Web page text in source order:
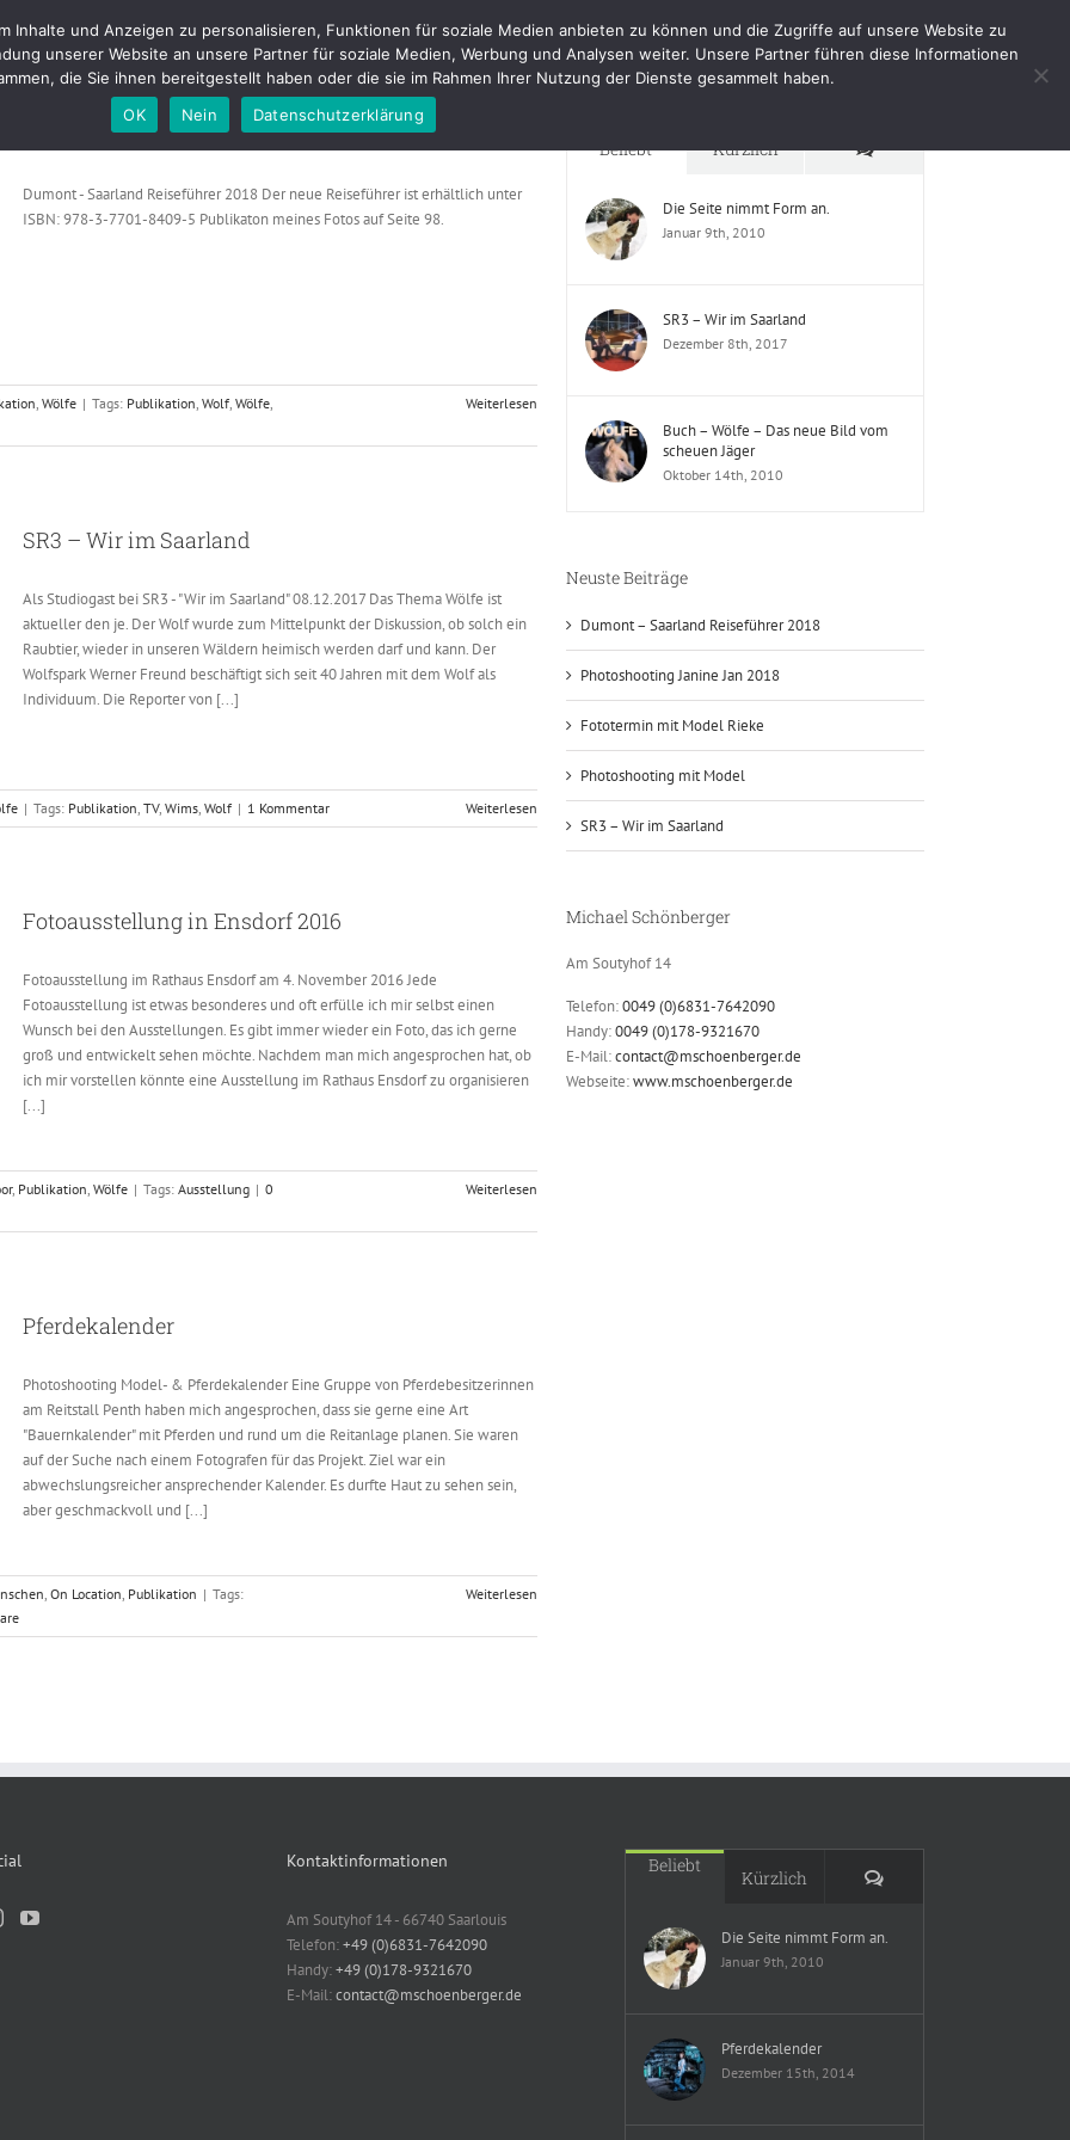
Fotostudio Buchungen & Preise Kontakt Blog About me Impressum Shop Mein Benutzerkonto
Startseite
Dumont – Saarland Reiseführer 2018
Dumont - Saarland Reiseführer 2018 Der neue Reiseführer ist erhältlich unter
ISBN: 978-3-7701-8409-5 Publikaton meines Fotos auf Seite 98.
, Wölfe | Tags: Publikation, Wolf, Wölfe,
Weiterlesen
SR3 – Wir im Saarland
Als Studiogast bei SR3 - "Wir im Saarland" 08.12.2017 Das Thema Wölfe ist
aktueller den je. Der Wolf wurde zum Mittelpunkt der Diskussion, ob solch ein
Raubtier, wieder in unseren Wäldern heimisch werden darf und kann. Der
Wolfspark Werner Freund beschäftigt sich seit 40 Jahren mit dem Wolf als
Individuum. Die Reporter von [...]
| Tags: Publikation, TV, Wims, Wolf | 1 Kommentar Weiterlesen
Fotoausstellung in Ensdorf 2016
Fotoausstellung im Rathaus Ensdorf am 4. November 2016 Jede
Fotoausstellung ist etwas besonderes und oft erfülle ich mir selbst einen
Wunsch bei den Ausstellungen. Es gibt immer wieder ein Foto, das ich gerne
groß und entwickelt sehen möchte. Nachdem man mich angesprochen hat, ob
ich mir vorstellen könnte eine Ausstellung im Rathaus Ensdorf zu organisieren
[...]
, Publikation, Wölfe | Tags: Ausstellung | 0
Weiterlesen
Pferdekalender
Photoshooting Model- & Pferdekalender Eine Gruppe von Pferdebesitzerinnen
am Reitstall Penth haben mich angesprochen, dass sie gerne eine Art
"Bauernkalender" mit Pferden und rund um die Reitanlage planen. Sie waren
auf der Suche nach einem Fotografen für das Projekt. Ziel war ein
abwechslungsreicher ansprechender Kalender. Es durfte Haut zu sehen sein,
aber geschmackvoll und [...]
, On Location, Publikation | Tags:
Weiterlesen
Beliebt Kürzlich Kommentare
Die Seite nimmt Form an.
Januar 9th, 2010
SR3 – Wir im Saarland
Dezember 8th, 2017
Buch – Wölfe – Das neue Bild vom
scheuen Jäger
Oktober 14th, 2010
Neuste Beiträge
Dumont – Saarland Reiseführer 2018
Photoshooting Janine Jan 2018
Fototermin mit Model Rieke
Photoshooting mit Model
SR3 – Wir im Saarland
Michael Schönberger
Am Soutyhof 14
Telefon:0049 (0)6831-7642090
Handy:0049 (0)178-9321670
E-Mail:contact@mschoenberger.de
Webseite:www.mschoenberger.de
Kontaktinformationen
Am Soutyhof 14 - 66740 Saarlouis
Telefon:+49 (0)6831-7642090
Handy:+49 (0)178-9321670
E-Mail:contact@mschoenberger.de
Beliebt
Kürzlich Kommentare
Die Seite nimmt Form an.
Januar 9th, 2010
Pferdekalender
Dezember 15th, 2014
Inhalte und Anzeigen zu personalisieren, Funktionen für soziale Medien anbieten zu können und die Zugriffe auf unsere Website zu
unserer Website an unsere Partner für soziale Medien, Werbung und Analysen weiter. Unsere Partner führen diese Informationen
die Sie ihnen bereitgestellt haben oder die sie im Rahmen Ihrer Nutzung der Dienste gesammelt haben.
OK
Nein Datenschutzerklärung